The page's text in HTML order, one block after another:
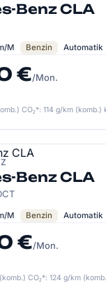
Benz CLA
M Benzin Automatik
€/Mon.
CO₂*: 114 g/km (komb.)
Benz CLA
M Benzin Automatik
€/Mon.
CO₂*: 124 g/km